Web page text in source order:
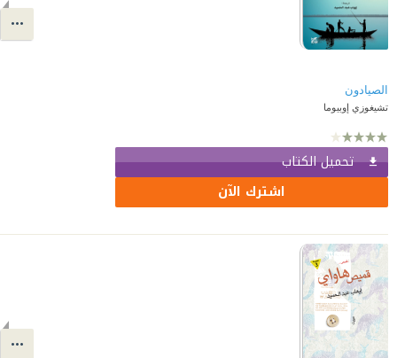
الصيادون
تشيغوزي إوبيوما
تحميل الكتاب
اشترك الآن